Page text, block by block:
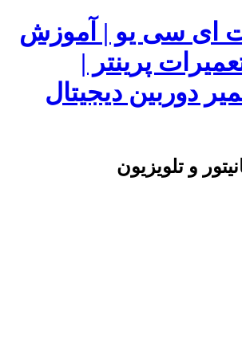
ای سی یو | آموزش
پرینتر |
دوربین دیجیتال
و تلویزیون